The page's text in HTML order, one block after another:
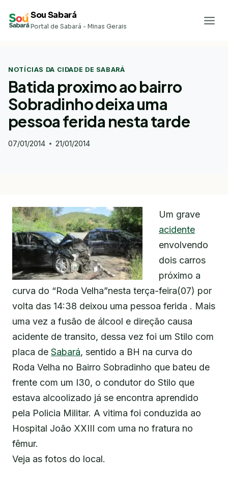
para
Sou Sabará
Portal de Sabará - Minas Gerais
NOTÍCIAS DA CIDADE DE SABARÁ
Batida proximo ao bairro
Sobradinho deixa uma
pessoa ferida nesta tarde
07/01/2014 21/01/2014
Um grave
acidente
envolvendo
dois carros
próximo a
curva do “Roda Velha”nesta terça-feira(07) por
volta das 14:38 deixou uma pessoa ferida . Mais
uma vez a fusão de álcool e direção causa
acidente de transito, dessa vez foi um Stilo com
placa de Sabará, sentido a BH na curva do
Roda Velha no Bairro Sobradinho que bateu de
frente com um I30, o condutor do Stilo que
estava alcoolizado já se encontra aprendido
pela Policia Militar. A vitima foi conduzida ao
Hospital João XXIII com uma no fratura no
fêmur.
Veja as fotos do local.